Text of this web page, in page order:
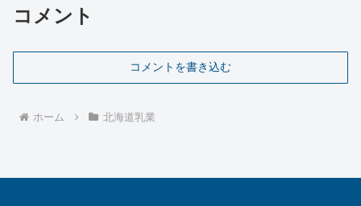
コメント
コメントを書き込む
ホーム 北海道乳業